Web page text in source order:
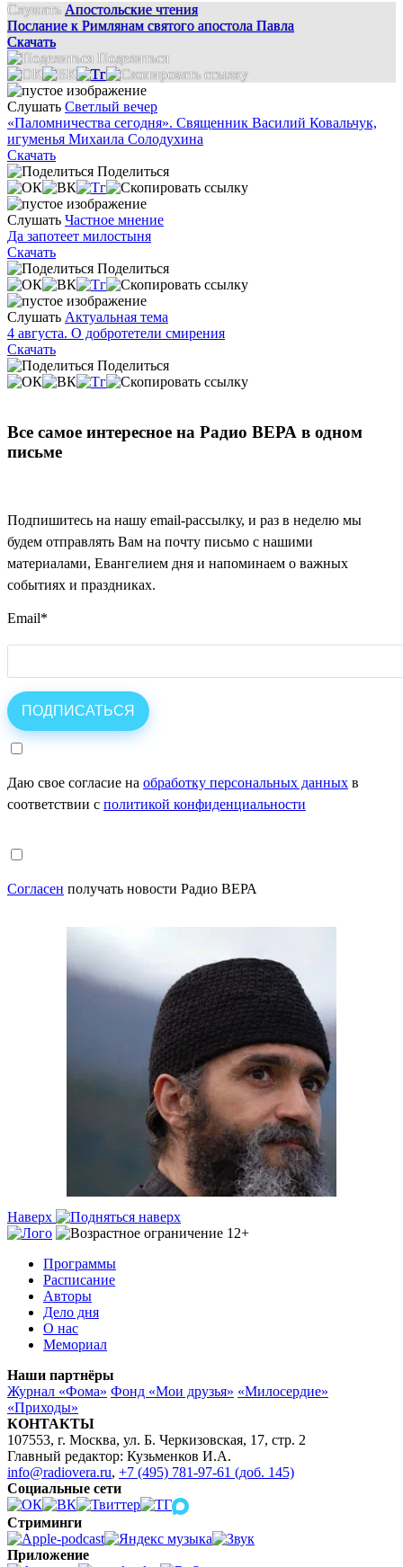
Слушать Апостольские чтения
Послание к Римлянам святого апостола Павла
Скачать
Поделиться
Слушать Светлый вечер
«Паломничества сегодня». Священник Василий Ковальчук,
игуменья Михаила Солодухина
Скачать
Поделиться
Слушать Частное мнение
Да запотеет милостыня
Скачать
Поделиться
Слушать Актуальная тема
4 августа. О добротетели смирения
Скачать
Поделиться
Все самое интересное на Радио ВЕРА в одном
письме
Подпишитесь на нашу email-рассылку, и раз в неделю мы
будем отправлять Вам на почту письмо с нашими
материалами, Евангелием дня и напоминаем о важных
событиях и праздниках.
Email*
Даю свое согласие на обработку персональных данных в
соответствии с политикой конфиденциальности
Согласен получать новости Радио ВЕРА
Наверх
Программы
Расписание
Авторы
Дело дня
О нас
Мемориал
Наши партнёры
Журнал «Фома» Фонд «Мои друзья» «Милосердие»
«Приходы»
КОНТАКТЫ
107553, г. Москва, ул. Б. Черкизовская, 17, стр. 2
Главный редактор: Кузьменков И.А.
info@radiovera.ru, +7 (495) 781-97-61 (доб. 145)
Социальные сети
Стриминги
Приложение